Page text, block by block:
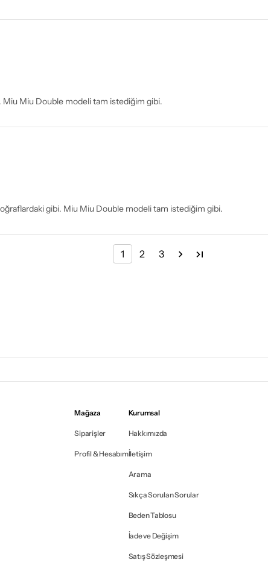
Miu Miu Double modeli tam istediğim gibi.
gibi. Miu Miu Double modeli tam istediğim gibi.
1 2 3
Mağaza
Siparişler
Profil & Hesabım
Kurumsal
Hakkımızda
İletişim
Arama
Sıkça Sorulan Sorular
Beden Tablosu
İade ve Değişim
Satış Sözleşmesi